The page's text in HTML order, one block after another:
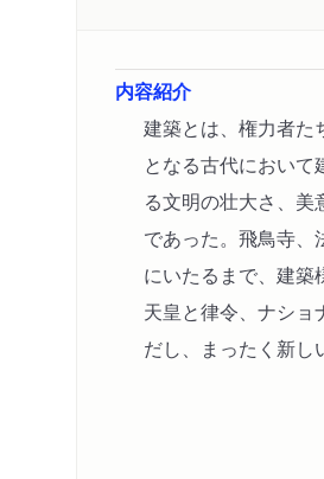
内容紹介
建築とは、権力者
となる古代におい
る文明の壮大さ、
であった。飛鳥寺、
にいたるまで、建築
天皇と律令、ナショ
だし、まったく新し